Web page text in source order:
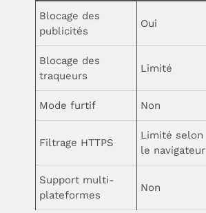
Blocage des
publicités
Oui
Blocage des
traqueurs
Limité
Mode furtif Non
Filtrage HTTPS
Limité selon
le navigateur
Support multi-
plateformes
Non